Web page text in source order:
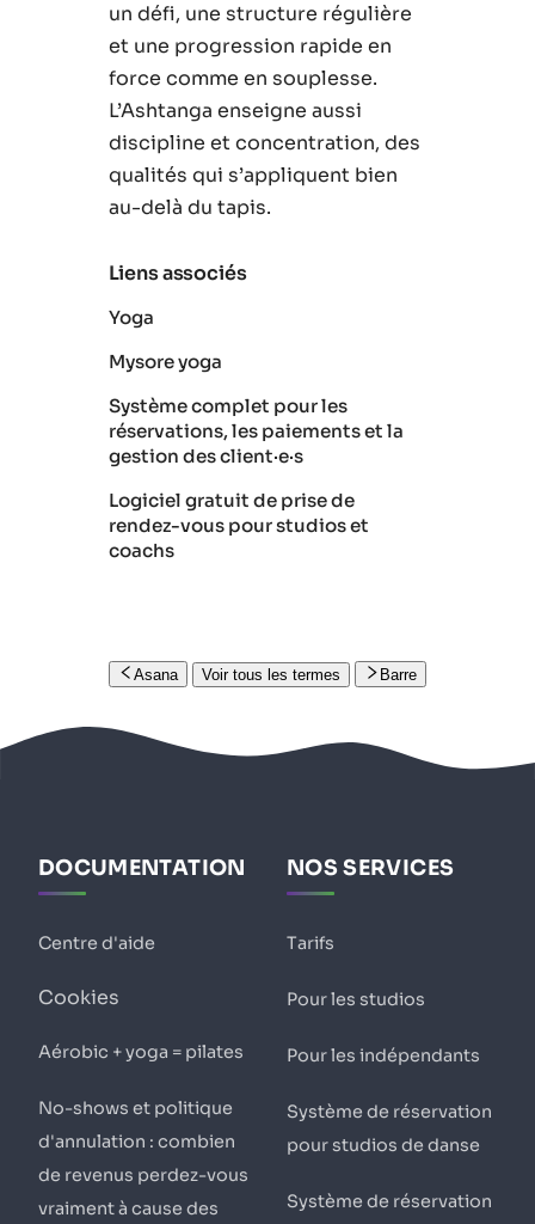
un défi, une structure régulière
et une progression rapide en
force comme en souplesse.
L’Ashtanga enseigne aussi
discipline et concentration, des
qualités qui s’appliquent bien
au-delà du tapis.
Liens associés
Yoga
Mysore yoga
Système complet pour les
réservations, les paiements et la
gestion des client·e·s
Logiciel gratuit de prise de
rendez-vous pour studios et
coachs
Asana Voir tous les termes Barre
DOCUMENTATION
Centre d'aide
Cookies
Aérobic + yoga = pilates
No-shows et politique
d'annulation : combien
de revenus perdez-vous
vraiment à cause des
NOS SERVICES
Tarifs
Pour les studios
Pour les indépendants
Système de réservation
pour studios de danse
Système de réservation